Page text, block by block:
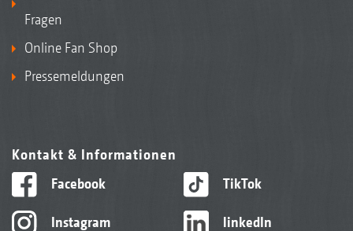
Fragen
Online Fan Shop
Pressemeldungen
Kontakt & Informationen
Facebook
Instagram
TikTok
linkedIn